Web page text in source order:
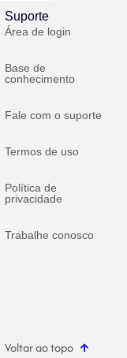
Suporte
Área de login
Base de
conhecimento
Fale com o suporte
Termos de uso
Política de
privacidade
Trabalhe conosco
Voltar ao topo